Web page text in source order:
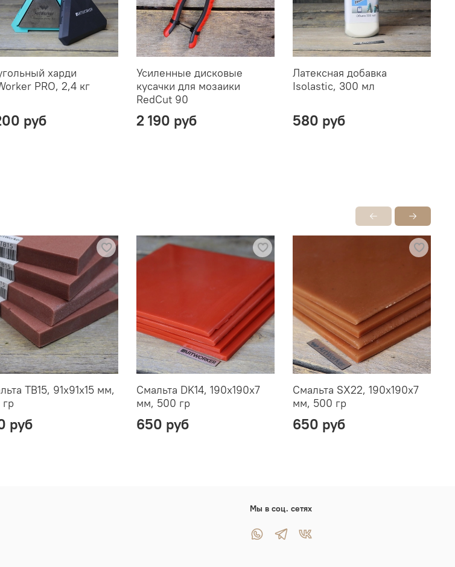
харди
PRO, 2,4 кг
руб
Усиленные дисковые
кусачки для мозаики
RedCut 90
2 190 руб
Латексная добавка
Isolastic, 300 мл
580 руб
TB15, 91х91х15 мм,
руб
Смальта DK14, 190х190х7
мм, 500 гр
650 руб
Смальта SX22, 190х190х7
мм, 500 гр
650 руб
Мы в соц. сетях